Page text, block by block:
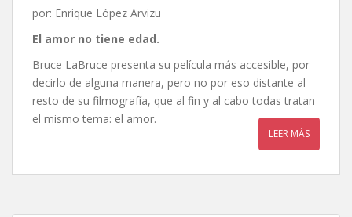
por: Enrique López Arvizu
El amor no tiene edad.
Bruce LaBruce presenta su película más accesible, por
decirlo de alguna manera, pero no por eso distante al
resto de su filmografía, que al fin y al cabo todas tratan
el mismo tema: el amor.
LEER MÁS